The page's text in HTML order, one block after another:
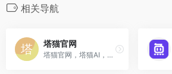
相关导航
塔猫官网
塔猫官网，塔猫AI，塔猫PPT，塔猫ChatPPT，塔猫GPT，ChatGPT，AI，智能PPT，Chat-PPT，